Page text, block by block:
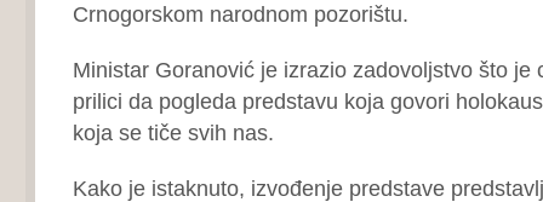
Crnogorskom narodnom pozorištu.
Ministar Goranović je izrazio zadovoljstvo što je
prilici da pogleda predstavu koja govori
koja se tiče svih nas.
Kako je istaknuto, izvođenje predstave